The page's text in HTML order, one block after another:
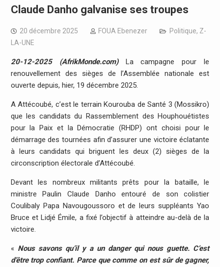
Claude Danho galvanise ses troupes
20 décembre 2025 FOUA Ebenezer Politique, Z-
LA-UNE
20-12-2025 (AfrikMonde.com)La campagne pour le
renouvellement des sièges de l’Assemblée nationale est
ouverte depuis, hier, 19 décembre 2025.
A Attécoubé, c’est le terrain Kourouba de Santé 3 (Mossikro)
que les candidats du Rassemblement des Houphouétistes
pour la Paix et la Démocratie (RHDP) ont choisi pour le
démarrage des tournées afin d’assurer une victoire éclatante
à leurs candidats qui briguent les deux (2) sièges de la
circonscription électorale d’Attécoubé.
Devant les nombreux militants prêts pour la bataille, le
ministre Paulin Claude Danho entouré de son colistier
Coulibaly Papa Navougoussoro et de leurs suppléants Yao
Bruce et Lidjé Émile, a fixé l’objectif à atteindre au-delà de la
victoire.
« Nous savons qu’il y a un danger qui nous guette. C’est
d’être trop confiant. Parce que comme on est sûr de gagner,